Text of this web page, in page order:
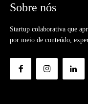
Sobre nós
Startup colaborativa que
por meio de conteúdo,